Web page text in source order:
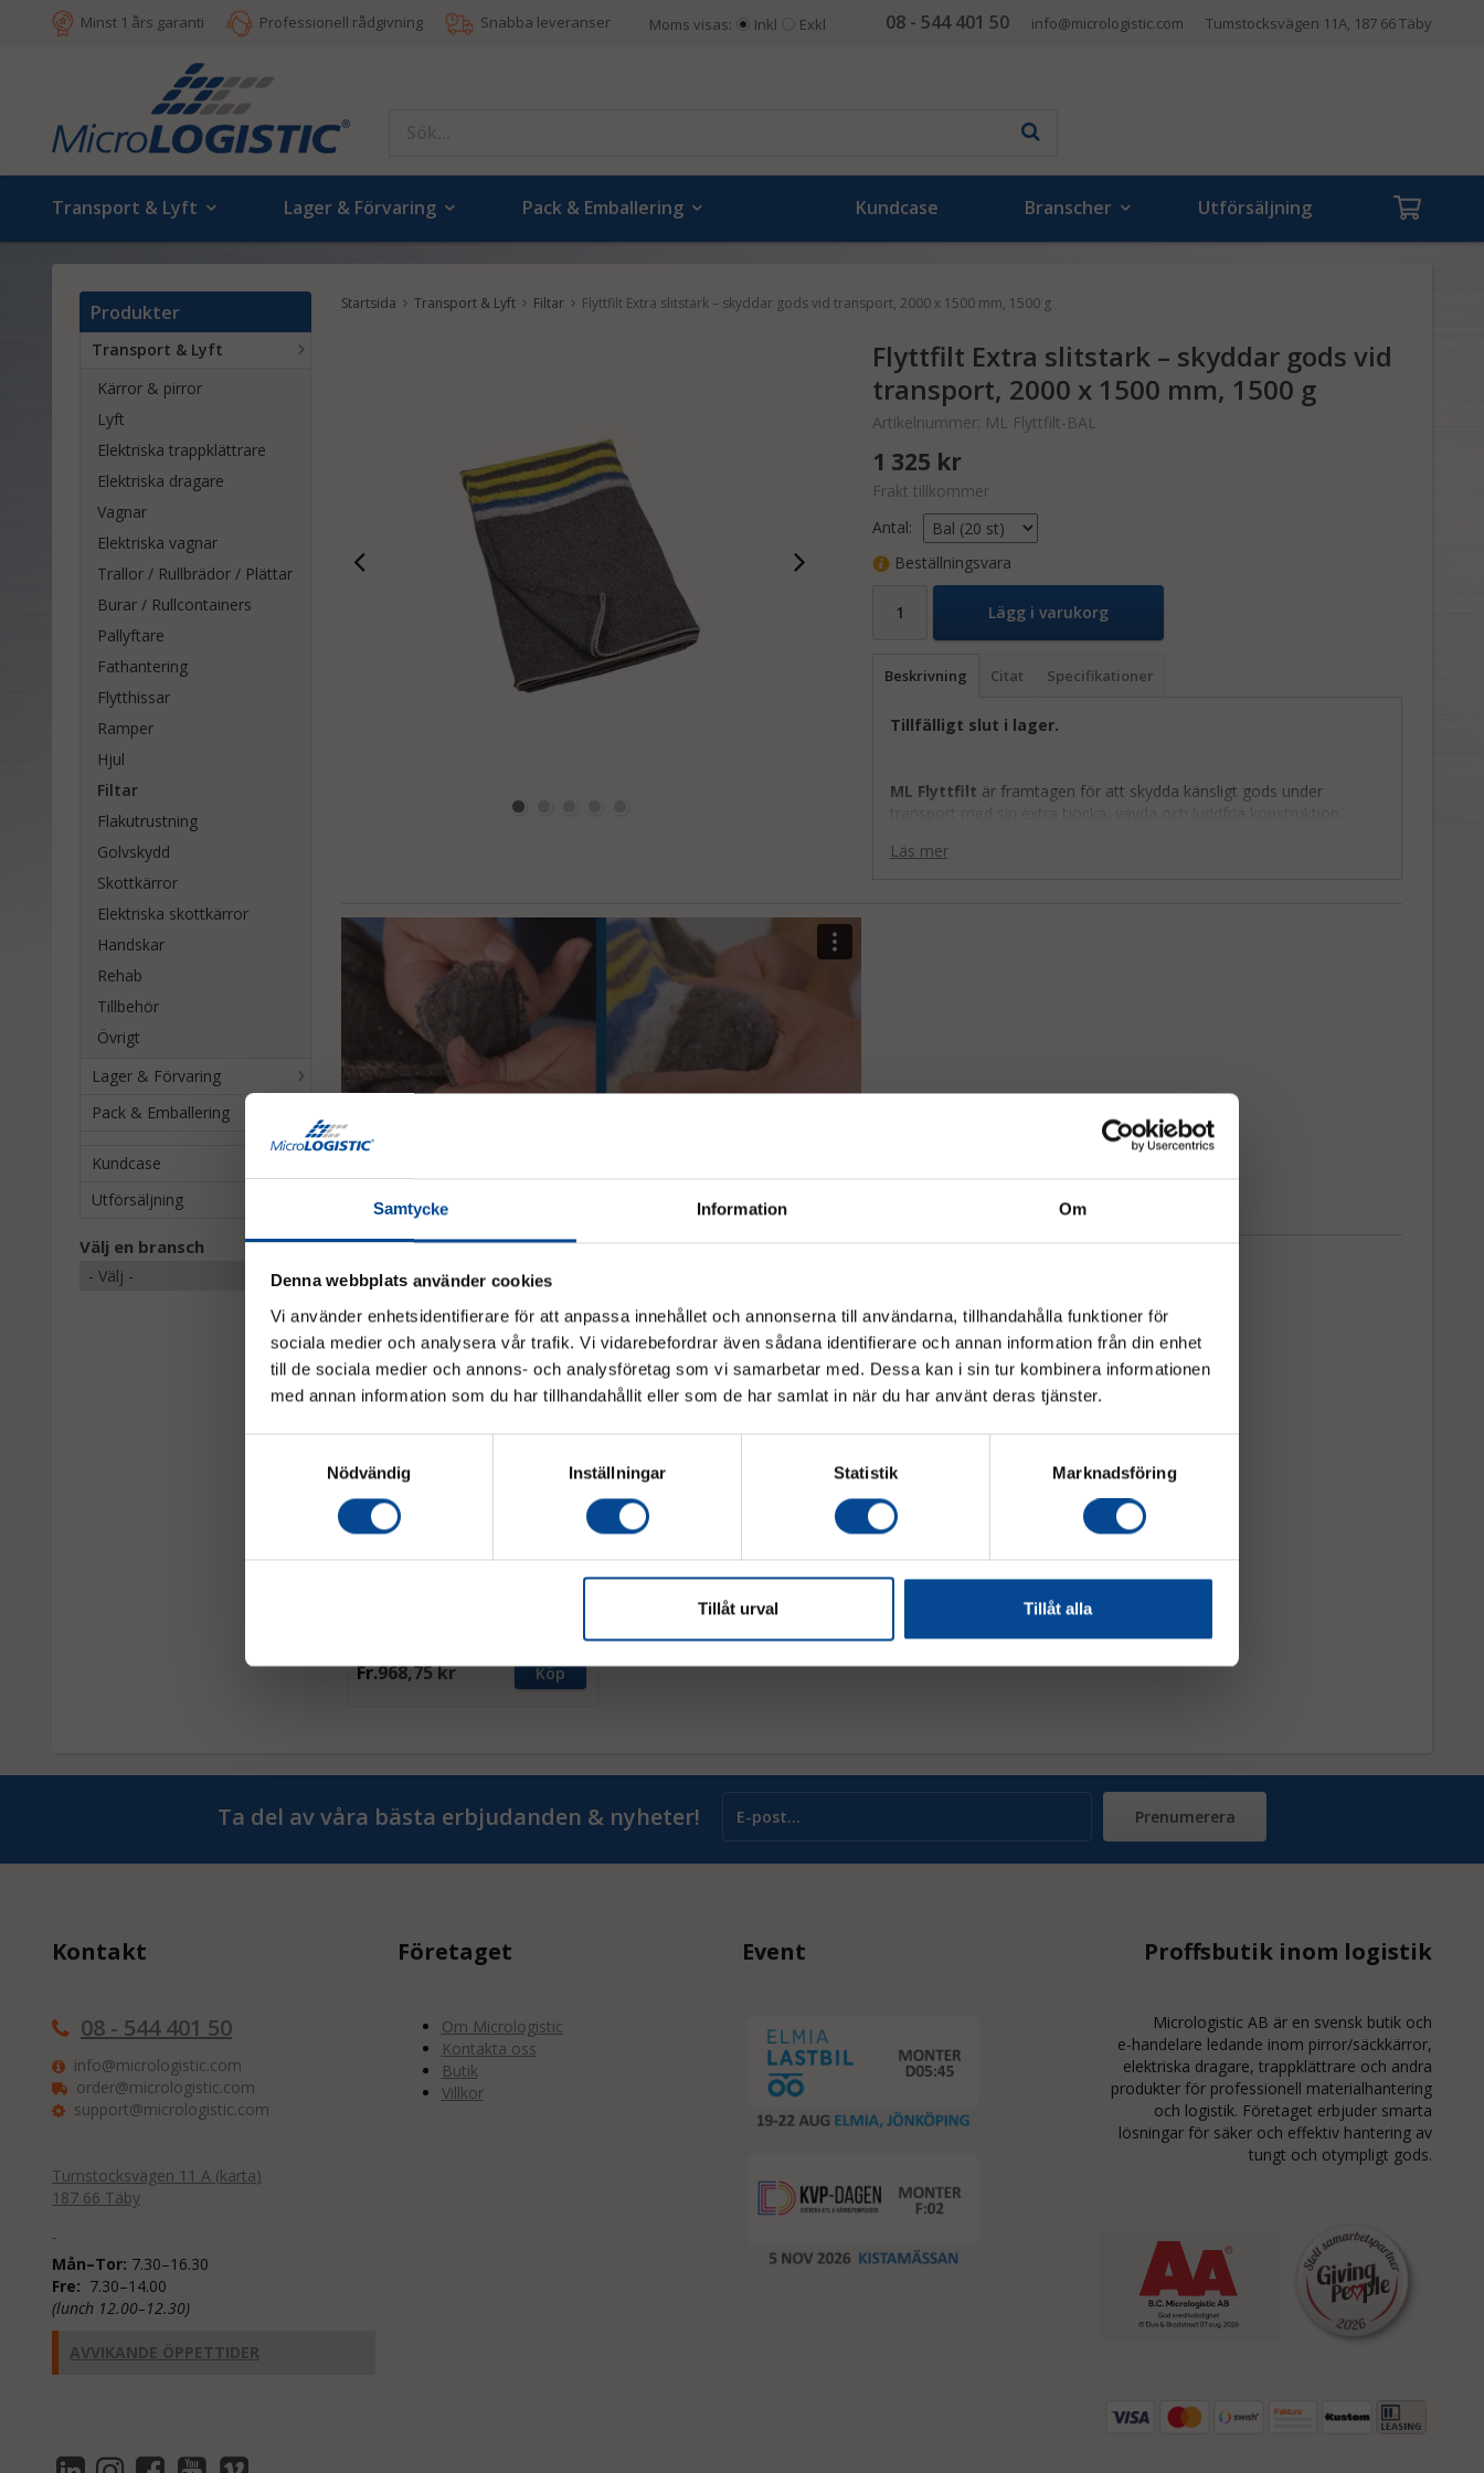
Samtycke Information Om
Denna webbplats använder cookies
Vi använder enhetsidentifierare för att anpassa innehållet och annonserna till användarna, tillhandahålla funktioner för
sociala medier och analysera vår trafik. Vi vidarebefordrar även sådana identifierare och annan information från din enhet
till de sociala medier och annons- och analysföretag som vi samarbetar med. Dessa kan i sin tur kombinera informationen
med annan information som du har tillhandahållit eller som de har samlat in när du har använt deras tjänster.
Nödvändig
Inställningar Statistik Marknadsföring
Tillåt urval Tillåt alla
Minst 1 års garanti Professionell rådgivning Snabba leveranser 08 - 544 401 50 info@micrologistic.com Tumstocksvägen 11A, 187 66 Täby
Moms visas: Inkl Exkl
Transport & Lyft Lager & Förvaring Pack & Emballering Kundcase Branscher Utförsäljning
Produkter
Transport & Lyft
Kärror & pirror
Lyft
Elektriska trappklättrare
Elektriska dragare
Vagnar
Elektriska vagnar
Trallor / Rullbrädor / Plättar
Burar / Rullcontainers
Pallyftare
Fathantering
Flytthissar
Ramper
Hjul
Filtar
Flakutrustning
Golvskydd
Skottkärror
Elektriska skottkärror
Handskar
Rehab
Tillbehör
Övrigt
Lager & Förvaring
Pack & Emballering
Kundcase
Utförsäljning
Välj en bransch
Startsida Transport & Lyft Filtar Flyttfilt Extra slitstark – skyddar gods vid transport, 2000 x 1500 mm, 1500 g
Flyttfilt Extra slitstark – skyddar gods vid
transport, 2000 x 1500 mm, 1500 g
Artikelnummer: ML Flyttfilt-BAL
1 325 kr
Frakt tillkommer
Antal:
Beställningsvara
Lägg i varukorg
Beskrivning Citat Specifikationer
Tillfälligt slut i lager.
ML Flyttfilt är framtagen för att skydda känsligt gods under
Läs mer
Fr.968,75 kr Köp
Ta del av våra bästa erbjudanden & nyheter! Prenumerera
Kontakt
08 - 544 401 50
info@micrologistic.com
order@micrologistic.com
support@micrologistic.com
Tumstocksvägen 11 A (karta)
187 66 Täby
Mån–Tor: 7.30–16.30
Fre: 7.30–14.00
(lunch 12.00–12.30)
AVVIKANDE ÖPPETTIDER
Företaget
Om Micrologistic
Kontakta oss
Butik
Villkor
Event Proffsbutik inom logistik
Micrologistic AB är en svensk butik och
e-handelare ledande inom pirror/säckkärror,
elektriska dragare, trappklättrare och andra
produkter för professionell materialhantering
och logistik. Företaget erbjuder smarta
lösningar för säker och effektiv hantering av
tungt och otympligt gods.
Vänligen välj hur du vill se priserna
Exkl. moms
Inkl. moms